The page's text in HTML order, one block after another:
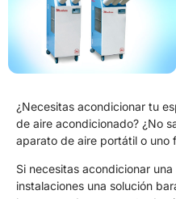
¿Necesitas acondicionar tu
de aire acondicionado? ¿No
aparato de aire portátil o uno
Si necesitas acondicionar
instalaciones una solución